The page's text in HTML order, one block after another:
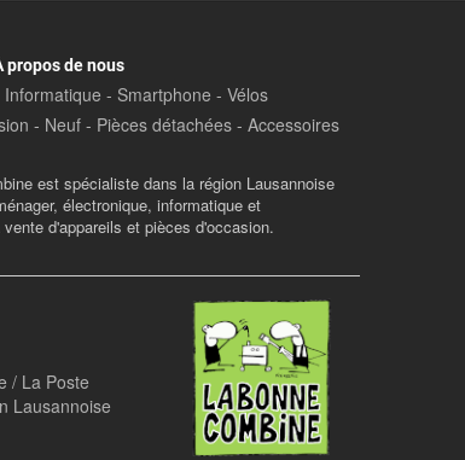
propos de nous
- Smartphone - Vélos
- Neuf - Pièces détachées - Accessoires
est spécialiste dans la région Lausannoise
électronique, informatique et
d'appareils et pièces d'occasion.
/ La Poste
Lausannoise